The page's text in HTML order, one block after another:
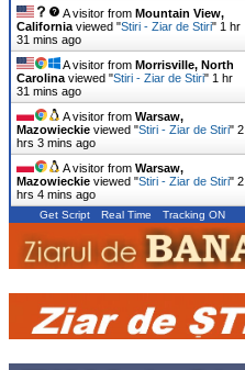
A visitor from Mountain View,
California viewed "Stiri - Ziar de Stiri" 1 hr
31 mins ago
A visitor from Morrisville, North
Carolina viewed "Stiri - Ziar de Stiri" 1 hr
31 mins ago
A visitor from Warsaw,
Mazowieckie viewed "Stiri - Ziar de Stiri" 2
hrs 3 mins ago
A visitor from Warsaw,
Mazowieckie viewed "Stiri - Ziar de Stiri" 2
hrs 4 mins ago
Get Script Real Time Tracking ON